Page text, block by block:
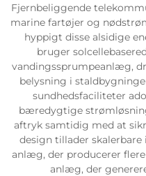
Fjernbeliggende
marine fartøjer og
hyppigt disse alsidige
bruger
vandingssprumpeanlæg,
belysning i
sundhedsfaciliteter
bæredygtige
aftryk samtidig med at
design tillader
anlæg, der producerer
anlæg, der